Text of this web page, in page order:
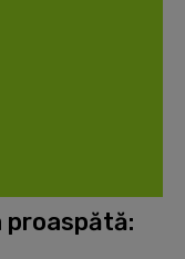
proaspătă: